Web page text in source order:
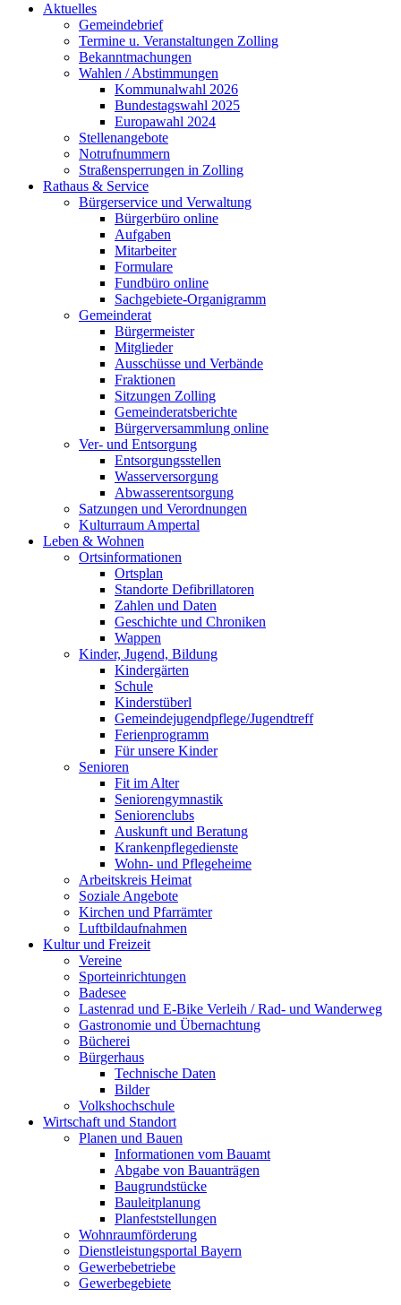
Aktuelles
Gemeindebrief
Termine u. Veranstaltungen Zolling
Bekanntmachungen
Wahlen / Abstimmungen
Kommunalwahl 2026
Bundestagswahl 2025
Europawahl 2024
Stellenangebote
Notrufnummern
Straßensperrungen in Zolling
Rathaus & Service
Bürgerservice und Verwaltung
Bürgerbüro online
Aufgaben
Mitarbeiter
Formulare
Fundbüro online
Sachgebiete-Organigramm
Gemeinderat
Bürgermeister
Mitglieder
Ausschüsse und Verbände
Fraktionen
Sitzungen Zolling
Gemeinderatsberichte
Bürgerversammlung online
Ver- und Entsorgung
Entsorgungsstellen
Wasserversorgung
Abwasserentsorgung
Satzungen und Verordnungen
Kulturraum Ampertal
Leben & Wohnen
Ortsinformationen
Ortsplan
Standorte Defibrillatoren
Zahlen und Daten
Geschichte und Chroniken
Wappen
Kinder, Jugend, Bildung
Kindergärten
Schule
Kinderstüberl
Gemeindejugendpflege/Jugendtreff
Ferienprogramm
Für unsere Kinder
Senioren
Fit im Alter
Seniorengymnastik
Seniorenclubs
Auskunft und Beratung
Krankenpflegedienste
Wohn- und Pflegeheime
Arbeitskreis Heimat
Soziale Angebote
Kirchen und Pfarrämter
Luftbildaufnahmen
Kultur und Freizeit
Vereine
Sporteinrichtungen
Badesee
Lastenrad und E-Bike Verleih / Rad- und Wanderweg
Gastronomie und Übernachtung
Bücherei
Bürgerhaus
Technische Daten
Bilder
Volkshochschule
Wirtschaft und Standort
Planen und Bauen
Informationen vom Bauamt
Abgabe von Bauanträgen
Baugrundstücke
Bauleitplanung
Planfeststellungen
Wohnraumförderung
Dienstleistungsportal Bayern
Gewerbebetriebe
Gewerbegebiete